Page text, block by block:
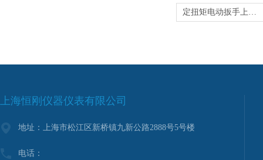
定扭矩电动扳手上海定扭矩电动扳手价格
上海恒刚仪器仪表有限公司
地址：上海市松江区新桥镇九新公路2888号5号楼
电话：